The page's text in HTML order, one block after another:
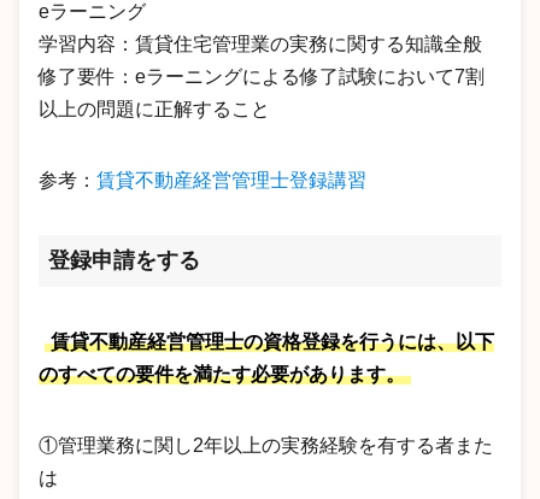
eラーニング
学習内容：賃貸住宅管理業の実務に関する知識全般
修了要件：eラーニングによる修了試験において7割
以上の問題に正解すること
参考： 賃貸不動産経営管理士登録講習
登録申請をする
賃貸不動産経営管理士の資格登録を行うには、以下
のすべての要件を満たす必要があります。
①管理業務に関し2年以上の実務経験を有する者また
は